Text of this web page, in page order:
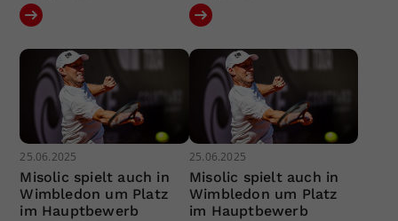
25.06.2025
Misolic spielt auch in
Wimbledon um Platz
im Hauptbewerb
25.06.2025
Misolic spielt auch in
Wimbledon um Platz
im Hauptbewerb